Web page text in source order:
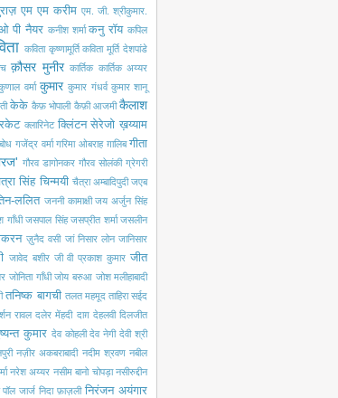
एम एम करीम एम. जी. श्रीकुमार.
पी नैयर कनीश शर्मा कनु रॉय कपिल
कविता कृष्णामूर्ति कविता मूर्ति देशपांडे
क़ौसर मुनीर कार्तिक कार्तिक अय्यर
वर्मा कुमार कुमार गंधर्व कुमार शानू
केके कैफ़ भोपाली कैफ़ी आजमी कैलाश
क्लारिनेट क्लिंटन सेरेजो ख़य्याम
गजेंद्र वर्मा गरिमा ओबराह ग़ालिब गीता
गौरव डागोनकर गौरव सोलंकी ग्रेगरी
सिंह चिन्मयी चैत्रा अम्बादिपुदी जएब
ललित जननी कामाक्षी जय अर्जुन सिंह
गाँधी जसपाल सिंह जसप्रीत शर्मा जसलीन
ज़ुनैद वसी जां निसार लोन जानिसार
जावेद बशीर जी वी प्रकाश कुमार जीत
जोनिता गाँधी जोय बरुआ जोश मलीहाबादी
तनिष्क बागची तलत महमूद ताहिरा सईद
रावल दलेर मेंहदी दाग़ देहलवी दिलजीत
कुमार देव कोहली देव नेगी देवी श्री
नज़ीर अकबराबादी नदीम श्रवण नबील
नरेश अय्यर नसीम बानो चोपड़ा नसीरुद्दीन
जार्ज निदा फ़ाज़ली निरंजन अयंगार